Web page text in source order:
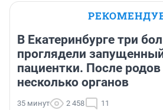
В Екатеринбурге три
проглядели
пациентки. После родов
несколько органов
35 минут 2 458 11